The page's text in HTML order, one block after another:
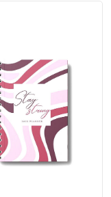
انشر
تواصل